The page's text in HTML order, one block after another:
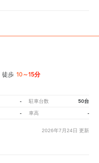
徒歩 10～15分
- 駐車台数 50台
- 車高 -
2026年7月24日 更新